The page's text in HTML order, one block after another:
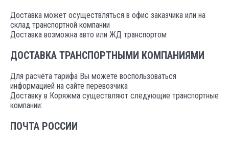
Доставка может осуществляться в офис заказчика или на
склад транспортной компании
Доставка возможна авто или ЖД транспортом
ДОСТАВКА ТРАНСПОРТНЫМИ КОМПАНИЯМИ
Для расчёта тарифа Вы можете воспользоваться
информацией на сайте перевозчика
Доставку в Коряжма существляют следующие транспортные
компании:
ПОЧТА РОССИИ